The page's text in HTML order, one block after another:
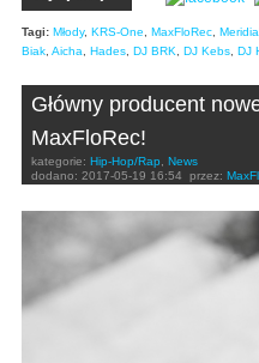
Tagi: Młody, KRS-One MaxFloRec
Biak Aicha Hades DJ BRK DJ Kebs DJ
Główny producent
MaxFloRec!
kategorie: Hip-Hop/Rap
News
dodano: 2017-05-19 16:54 przez: